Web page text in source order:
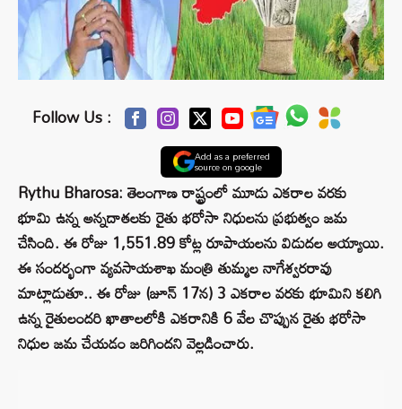
Follow Us :
Add as a preferred
source on google
Rythu Bharosa: తెలంగాణ రాష్ట్రంలో మూడు ఎకరాల వరకు
భూమి ఉన్న అన్నదాతలకు రైతు భరోసా నిధులను ప్రభుత్వం జమ
చేసింది. ఈ రోజు 1,551.89 కోట్ల రూపాయలను విడుదల అయ్యాయి.
ఈ సందర్భంగా వ్యవసాయశాఖ మంత్రి తుమ్మల నాగేశ్వరరావు
మాట్లాడుతూ.. ఈ రోజు (జూన్ 17న) 3 ఎకరాల వరకు భూమిని కలిగి
ఉన్న రైతులందరి ఖాతాలలోకి ఎకరానికి 6 వేల చొప్పున రైతు భరోసా
నిధుల జమ చేయడం జరిగిందని వెల్లడించారు.